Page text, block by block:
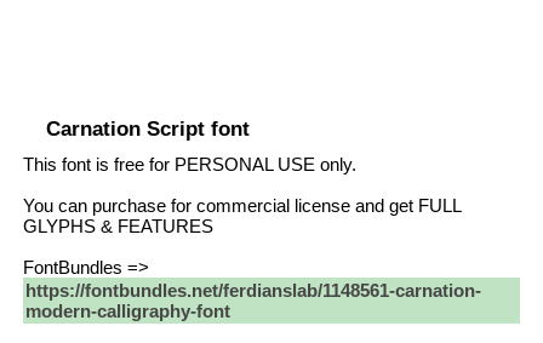
Carnation Script font
This font is free for PERSONAL USE only.
You can purchase for commercial license and get FULL
GLYPHS & FEATURES
FontBundles =>
https://fontbundles.net/ferdianslab/1148561-carnation-
modern-calligraphy-font